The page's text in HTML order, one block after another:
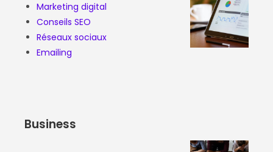
Marketing digital
Conseils SEO
Réseaux sociaux
Emailing
Business